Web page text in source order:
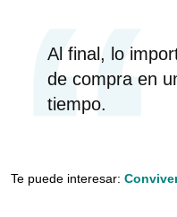
Al final, lo
de compra en
tiempo.
Te puede interesar: